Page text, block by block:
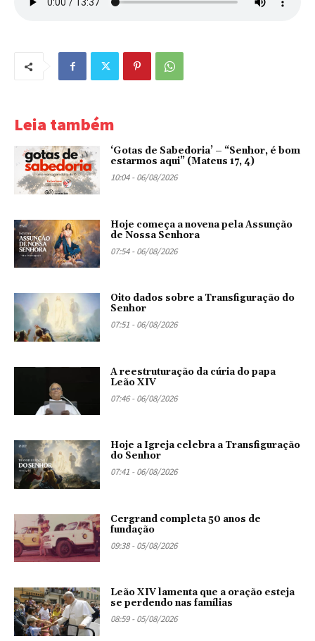
Leia também
‘Gotas de Sabedoria’ – “Senhor, é bom
estarmos aqui” (Mateus 17, 4)
10:04 - 06/08/2026
Hoje começa a novena pela Assunção
de Nossa Senhora
07:54 - 06/08/2026
Oito dados sobre a Transfiguração do
Senhor
07:51 - 06/08/2026
A reestruturação da cúria do papa
Leão XIV
07:46 - 06/08/2026
Hoje a Igreja celebra a Transfiguração
do Senhor
07:41 - 06/08/2026
Cergrand completa 50 anos de
fundação
09:38 - 05/08/2026
Leão XIV lamenta que a oração esteja
se perdendo nas famílias
08:59 - 05/08/2026